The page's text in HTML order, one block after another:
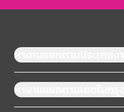
หางานแยกตามประเภทงาน
หางานแยกตามเขตในกรุ